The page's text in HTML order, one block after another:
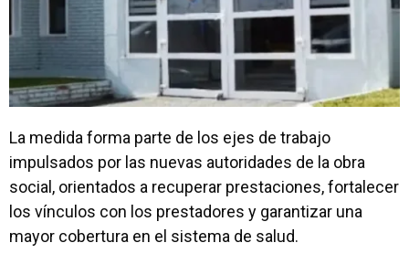
La medida forma parte de los ejes de trabajo
impulsados por las nuevas autoridades de la obra
social, orientados a recuperar prestaciones, fortalecer
los vínculos con los prestadores y garantizar una
mayor cobertura en el sistema de salud.